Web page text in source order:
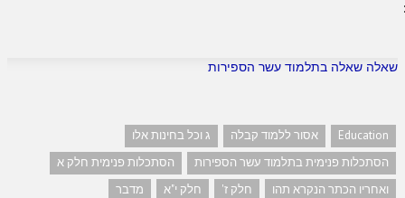
שאלה שאלה בתלמוד עשר הספירות
Education אסור ללמוד קבלה
ג וכל בחינות אלו
הסתכלות פנימית בתלמוד עשר הספירות
הסתכלות פנימית חלק א
ואחריו הכתר הנקרא תהו
חלק ז' חלק י"א
מדבר